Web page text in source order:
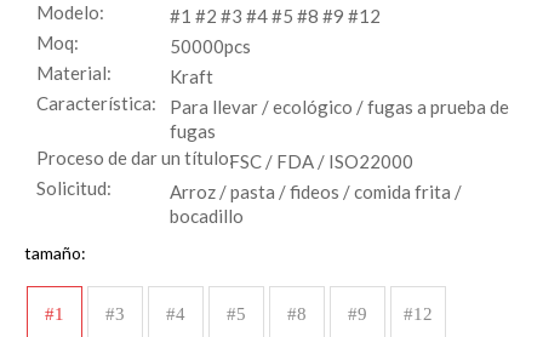
Modelo:
#1 #2 #3 #4 #5 #8 #9 #12
Moq:
50000pcs
Material:
Kraft
Característica:
Para llevar / ecológico / fugas a prueba de
fugas
Proceso de dar un título:FSC / FDA / ISO22000
Solicitud:
Arroz / pasta / fideos / comida frita /
bocadillo
tamaño:
#1 #3 #4 #5 #8 #9 #12